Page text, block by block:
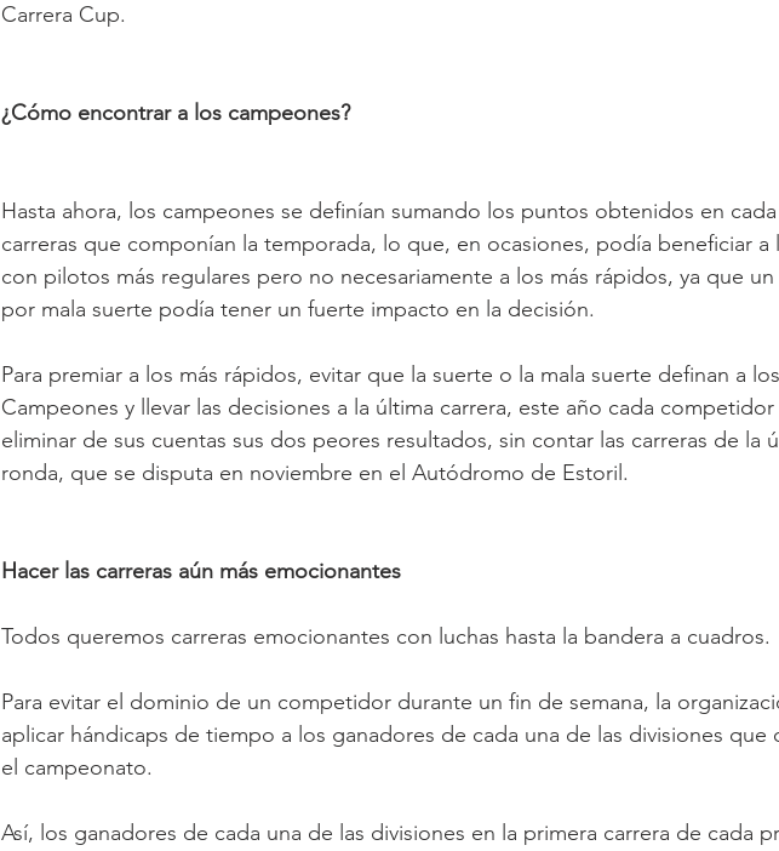
Carrera Cup.
¿Cómo encontrar a los campeones?
Hasta ahora, los campeones se definían sumando los puntos obtenidos en
carreras que componían la temporada, lo que, en ocasiones, podía beneficiar a
con pilotos más regulares pero no necesariamente a los más rápidos, ya que
por mala suerte podía tener un fuerte impacto en la decisión.
Para premiar a los más rápidos, evitar que la suerte o la mala suerte definan a los
Campeones y llevar las decisiones a la última carrera, este año cada
eliminar de sus cuentas sus dos peores resultados, sin contar las carreras de la
ronda, que se disputa en noviembre en el Autódromo de Estoril.
Hacer las carreras aún más emocionantes
Todos queremos carreras emocionantes con luchas hasta la bandera a cuadros.
Para evitar el dominio de un competidor durante un fin de semana, la
aplicar hándicaps de tiempo a los ganadores de cada una de las divisiones que
el campeonato.
Así, los ganadores de cada una de las divisiones en la primera carrera de cada